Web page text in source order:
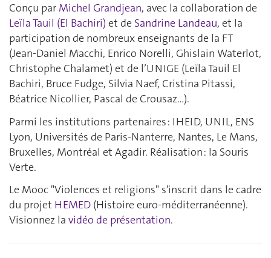
Conçu par Michel Grandjean, avec la collaboration de
Leïla Tauil (El Bachiri) et de Sandrine Landeau, et la
participation de nombreux enseignants de la FT
(Jean-Daniel Macchi, Enrico Norelli, Ghislain Waterlot,
Christophe Chalamet) et de l’UNIGE (Leïla Tauil El
Bachiri, Bruce Fudge, Silvia Naef, Cristina Pitassi,
Béatrice Nicollier, Pascal de Crousaz…).
Parmi les institutions partenaires : IHEID, UNIL, ENS
Lyon, Universités de Paris-Nanterre, Nantes, Le Mans,
Bruxelles, Montréal et Agadir. Réalisation : la Souris
Verte.
Le Mooc "Violences et religions" s'inscrit dans le cadre
du projet HEMED (Histoire euro-méditerranéenne).
Visionnez la vidéo de présentation.